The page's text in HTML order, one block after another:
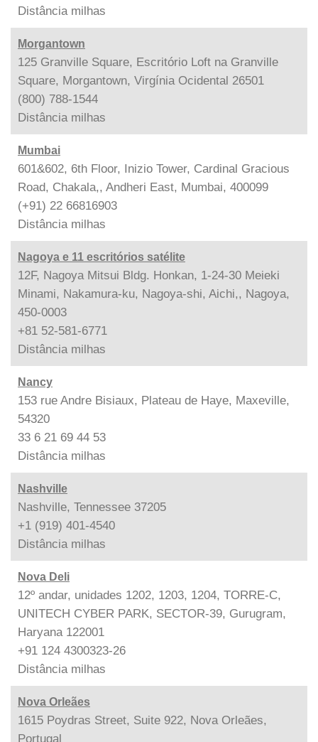
Distância milhas
Morgantown
125 Granville Square, Escritório Loft na Granville
Square, Morgantown, Virgínia Ocidental 26501
(800) 788-1544
Distância milhas
Mumbai
601&602, 6th Floor, Inizio Tower, Cardinal Gracious
Road, Chakala,, Andheri East, Mumbai, 400099
(+91) 22 66816903
Distância milhas
Nagoya e 11 escritórios satélite
12F, Nagoya Mitsui Bldg. Honkan, 1-24-30 Meieki
Minami, Nakamura-ku, Nagoya-shi, Aichi,, Nagoya,
450-0003
+81 52-581-6771
Distância milhas
Nancy
153 rue Andre Bisiaux, Plateau de Haye, Maxeville,
54320
33 6 21 69 44 53
Distância milhas
Nashville
Nashville, Tennessee 37205
+1 (919) 401-4540
Distância milhas
Nova Deli
12º andar, unidades 1202, 1203, 1204, TORRE-C,
UNITECH CYBER PARK, SECTOR-39, Gurugram,
Haryana 122001
+91 124 4300323-26
Distância milhas
Nova Orleães
1615 Poydras Street, Suite 922, Nova Orleães,
Portugal